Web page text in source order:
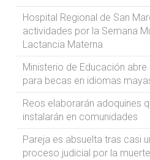
Hospital Regional de San
actividades por la Semana
Lactancia Materna
Ministerio de Educación
para becas en idiomas
Reos elaborarán adoquines
instalarán en comunidades
Pareja es absuelta tras casi
proceso judicial por la